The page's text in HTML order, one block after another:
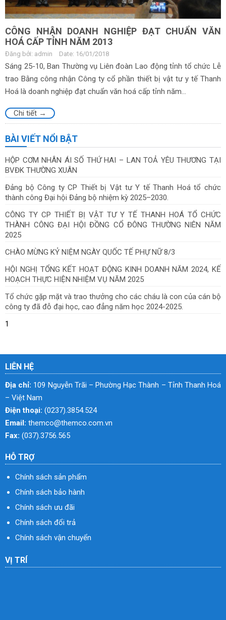
CÔNG NHẬN DOANH NGHIỆP ĐẠT CHUẨN VĂN
HOÁ CẤP TỈNH NĂM 2013
Đăng bởi: admin Date: 16/01/2018
Sáng 25-10, Ban Thường vụ Liên đoàn Lao động tỉnh tổ chức Lễ
trao Bằng công nhận Công ty cổ phần thiết bị vật tư y tế Thanh
Hoá là doanh nghiệp đạt chuẩn văn hoá cấp tỉnh năm...
Chi tiết →
BÀI VIẾT NỔI BẬT
HỘP CƠM NHÂN ÁI SỐ THỨ HAI – LAN TOẢ YÊU THƯƠNG TẠI
BVĐK THƯỜNG XUÂN
Đảng bộ Công ty CP Thiết bị Vật tư Y tế Thanh Hoá tổ chức
thành công Đại hội Đảng bộ nhiệm kỳ 2025–2030.
CÔNG TY CP THIẾT BỊ VẬT TƯ Y TẾ THANH HOÁ TỔ CHỨC
THÀNH CÔNG ĐẠI HỘI ĐỒNG CỔ ĐÔNG THƯỜNG NIÊN NĂM
2025
CHÀO MỪNG KỶ NIỆM NGÀY QUỐC TẾ PHỰ NỮ 8/3
HỘI NGHỊ TỔNG KẾT HOẠT ĐỘNG KINH DOANH NĂM 2024, KẾ
HOẠCH THỰC HIỆN NHIỆM VỤ NĂM 2025
Tổ chức gặp mặt và trao thưởng cho các cháu là con của cán bộ
công ty đã đỗ đại học, cao đẳng năm học 2024-2025.
1
LIÊN HỆ
Địa chỉ: 109 Nguyễn Trãi – Phường Hạc Thành – Tỉnh Thanh Hoá
– Việt Nam
Điện thoại: (0237).3854.524
Email: themco@themco.com.vn
Fax: (037).3756.565
HỖ TRỢ
Chính sách sản phẩm
Chính sách bảo hành
Chính sách ưu đãi
Chính sách đổi trả
Chính sách vận chuyển
VỊ TRÍ